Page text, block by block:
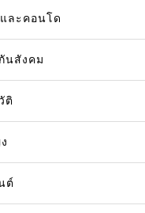
ละคอนโด
นสังคม
ติ
ต์